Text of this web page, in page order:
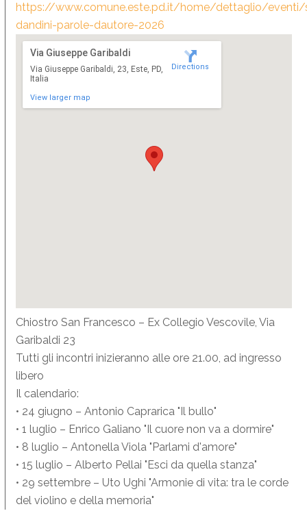
https://www.comune.este.pd.it/home/dettaglio/eventi/
dandini-parole-dautore-2026
Via Giuseppe Garibaldi
Via Giuseppe Garibaldi, 23, Este, PD,
Italia
View larger map
Directions
Chiostro San Francesco – Ex Collegio Vescovile, Via
Garibaldi 23
Tutti gli incontri inizieranno alle ore 21.00, ad ingresso
libero
Il calendario:
• 24 giugno – Antonio Caprarica "Il bullo"
• 1 luglio – Enrico Galiano "Il cuore non va a dormire"
• 8 luglio – Antonella Viola "Parlami d'amore"
• 15 luglio – Alberto Pellai "Esci da quella stanza"
• 29 settembre – Uto Ughi "Armonie di vita: tra le corde
del violino e della memoria"